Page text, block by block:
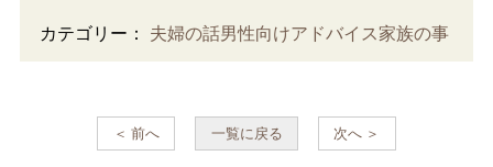
カテゴリー： 夫婦の話男性向けアドバイス 家族の事
＜ 前へ 一覧に戻る 次へ ＞